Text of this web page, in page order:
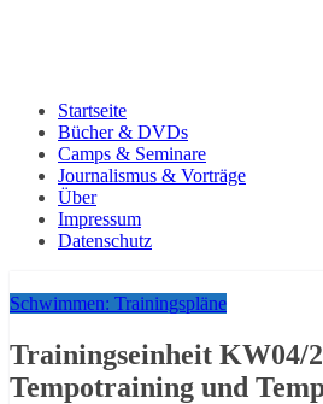
Startseite
Bücher & DVDs
Camps & Seminare
Journalismus & Vorträge
Über
Impressum
Datenschutz
Schwimmen: Trainingspläne
Trainingseinheit KW04/
Tempotraining und